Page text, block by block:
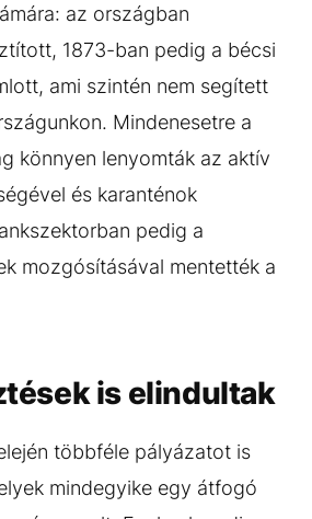
az országban
1873-ban pedig a bécsi
ami szintén nem segített
Mindenesetre a
könnyen lenyomták az aktív
és karanténok
pedig a
mozgósításával mentették a
is elindultak
többféle pályázatot is
mindegyike egy átfogó